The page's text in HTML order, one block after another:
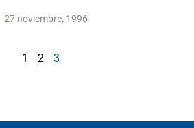
27 noviembre, 1996
1 2 3